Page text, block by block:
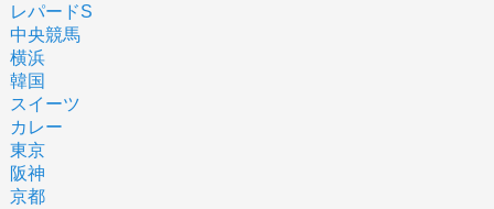
レパードS
中央競馬
横浜
韓国
スイーツ
カレー
東京
阪神
京都